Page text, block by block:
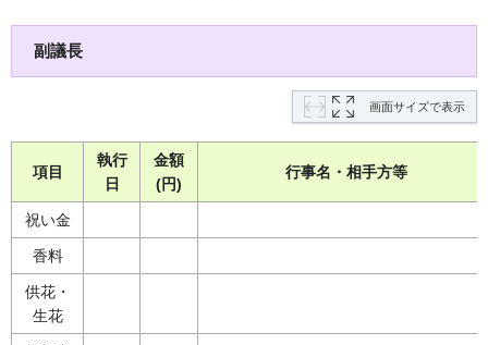
副議長
画面サイズで表示
項目
執行
日
金額
(円)
行事名・相手方等
祝い金
香料
供花・
生花